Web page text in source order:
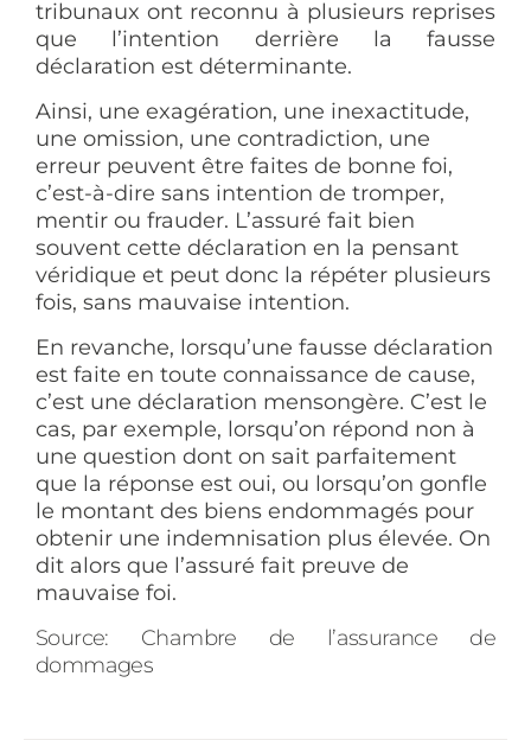
tribunaux ont reconnu à plusieurs reprises
que l’intention derrière la fausse
déclaration est déterminante.
Ainsi, une exagération, une inexactitude,
une omission, une contradiction, une
erreur peuvent être faites de bonne foi,
c’est-à-dire sans intention de tromper,
mentir ou frauder. L’assuré fait bien
souvent cette déclaration en la pensant
véridique et peut donc la répéter plusieurs
fois, sans mauvaise intention.
En revanche, lorsqu’une fausse déclaration
est faite en toute connaissance de cause,
c’est une déclaration mensongère. C’est le
cas, par exemple, lorsqu’on répond non à
une question dont on sait parfaitement
que la réponse est oui, ou lorsqu’on gonfle
le montant des biens endommagés pour
obtenir une indemnisation plus élevée. On
dit alors que l’assuré fait preuve de
mauvaise foi.
Source: Chambre de l’assurance de
dommages